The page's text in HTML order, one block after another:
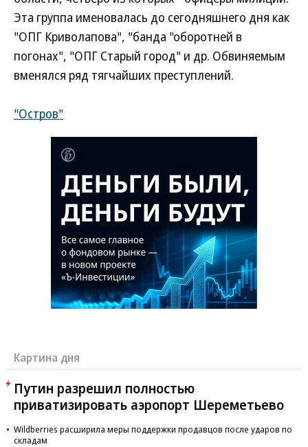
Эта группа именовалась до сегодняшнего дня как
"ОПГ Криволапова", "банда "оборотней в
погонах", "ОПГ Старый город" и др. Обвиняемым
вменялся ряд тягчайших преступлений.
"Остров"
Картина дня
Путин разрешил полностью
приватизировать аэропорт Шереметьево
Wildberries расширила меры поддержки продавцов после ударов по
складам